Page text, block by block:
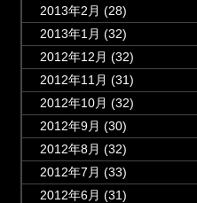
2013年2月 (28)
2013年1月 (32)
2012年12月 (32)
2012年11月 (31)
2012年10月 (32)
2012年9月 (30)
2012年8月 (32)
2012年7月 (33)
2012年6月 (31)